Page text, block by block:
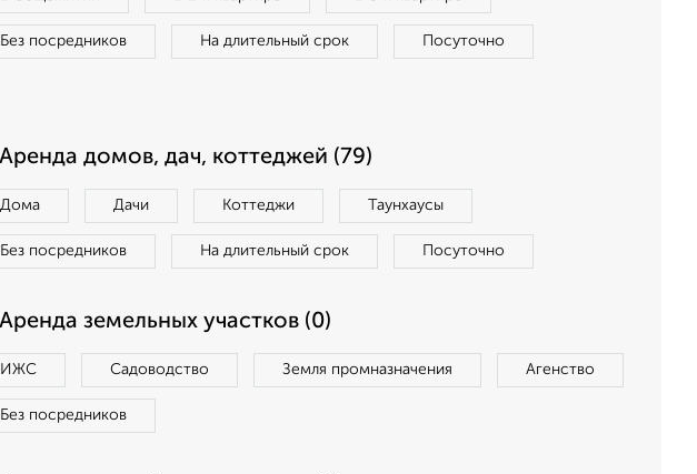
Без посредников На длительный срок Посуточно
Аренда домов, дач, коттеджей (79)
Дома Дачи Коттеджи Таунхаусы
Без посредников На длительный срок Посуточно
Аренда земельных участков (0)
ИЖС Садоводство Земля промназначения Агенство
Без посредников